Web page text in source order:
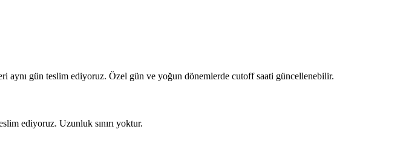
gün teslim ediyoruz. Özel gün ve yoğun dönemlerde cutoff saati güncellenebilir.
ediyoruz. Uzunluk sınırı yoktur.